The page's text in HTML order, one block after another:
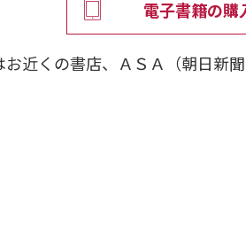
電子書籍の購
お近くの書店、ＡＳＡ（朝日新